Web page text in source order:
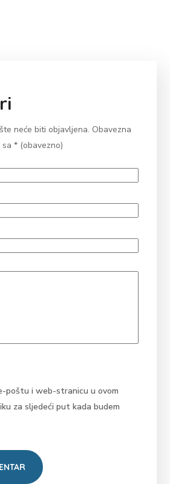
neće biti objavljena. Obavezna
sa* (obavezno)
poštu i web-stranicu u ovom
za sljedeći put kada budem